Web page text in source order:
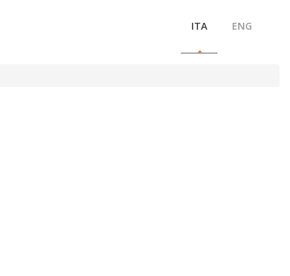
ITA ENG